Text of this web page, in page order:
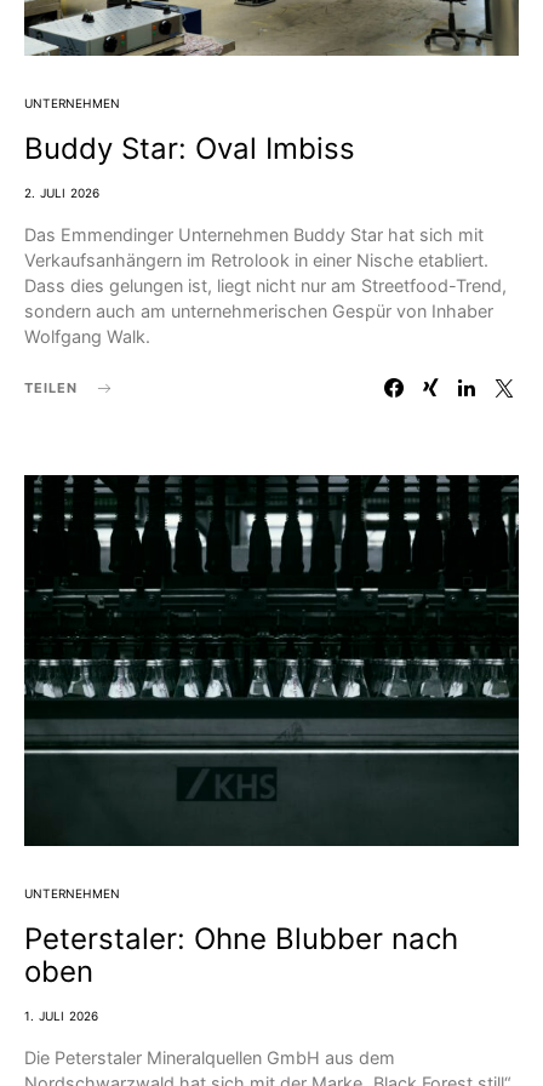
UNTERNEHMEN
Buddy Star: Oval Imbiss
2. JULI 2026
Das Emmendinger Unternehmen Buddy Star hat sich mit
Verkaufsanhängern im Retrolook in einer Nische etabliert.
Dass dies gelungen ist, liegt nicht nur am Streetfood-Trend,
sondern auch am unternehmerischen Gespür von Inhaber
Wolfgang Walk.
TEILEN
UNTERNEHMEN
Peterstaler: Ohne Blubber nach
oben
1. JULI 2026
Die Peterstaler Mineralquellen GmbH aus dem